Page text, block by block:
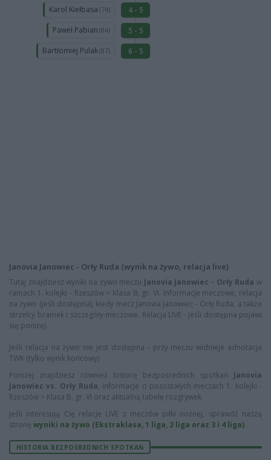
Karol Kiełbasa (74)
4 - 5
Paweł Pabian (84)
5 - 5
Bartłomiej Pulak(87) 6 - 5
Janovia Janowiec - Orły Ruda (wynik na żywo, relacja live)
Tutaj znajdziesz wyniki na żywo meczu Janovia Janowiec - Orły Ruda w
ramach 1. kolejki - Rzeszów > Klasa B, gr. VI. Informacje meczowe, relacja
na żywo (jeśli dostępna), kiedy mecz Janovia Janowiec - Orły Ruda, a także
strzelcy bramek i szczegóły meczowe. Relacja LIVE - jeśli dostępna pojawi
się poniżej.
Jeśli relacja na żywo nie jest dostępna - przy meczu widnieje adnotacja
TWK (tylko wynik końcowy)
Poniżej znajdziesz również historę bezpośrednich spotkań Janovia
Janowiec vs. Orły Ruda, informacje o pozostałych meczach 1. kolejki -
Rzeszów > Klasa B, gr. VI oraz aktualną tabelę rozgrywek.
Jeśli interesują Cię relacje LIVE z meczów piłki nożnej, sprawdź naszą
stronę wyniki na żywo (Ekstraklasa, 1 liga, 2 liga oraz 3 i 4 liga).
HISTORIA BEZPOŚREDNICH SPOTKAŃ